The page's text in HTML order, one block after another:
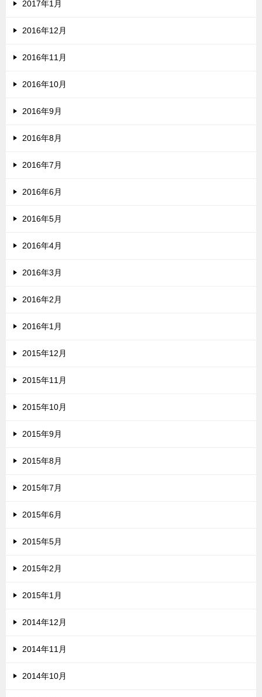
2017年1月
2016年12月
2016年11月
2016年10月
2016年9月
2016年8月
2016年7月
2016年6月
2016年5月
2016年4月
2016年3月
2016年2月
2016年1月
2015年12月
2015年11月
2015年10月
2015年9月
2015年8月
2015年7月
2015年6月
2015年5月
2015年2月
2015年1月
2014年12月
2014年11月
2014年10月